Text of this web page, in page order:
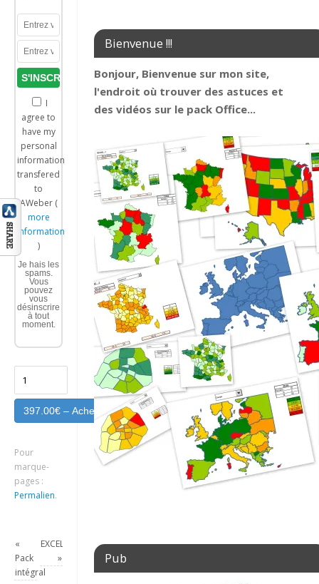
I
agree to
have my
personal
information
transfered
to
AWeber (
more
information
)
Je hais les
spams.
Vous
pouvez
vous
désinscrire
à tout
moment.
397.00€ – Acheter maintenant
Pour
marque-
pages :
Permalien.
«
Pack
intégral
EXCEL_2016_DASHBOARD_FRANCE_EUROPE
»
Bienvenue !!!
Bonjour, Bienvenue sur mon site,
l'endroit où trouver des astuces et
des vidéos sur le pack Office...
Pub